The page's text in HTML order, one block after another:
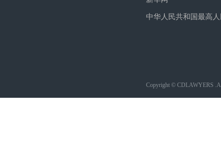
中华人民共和国最高
Copyright © CDLAWYERS